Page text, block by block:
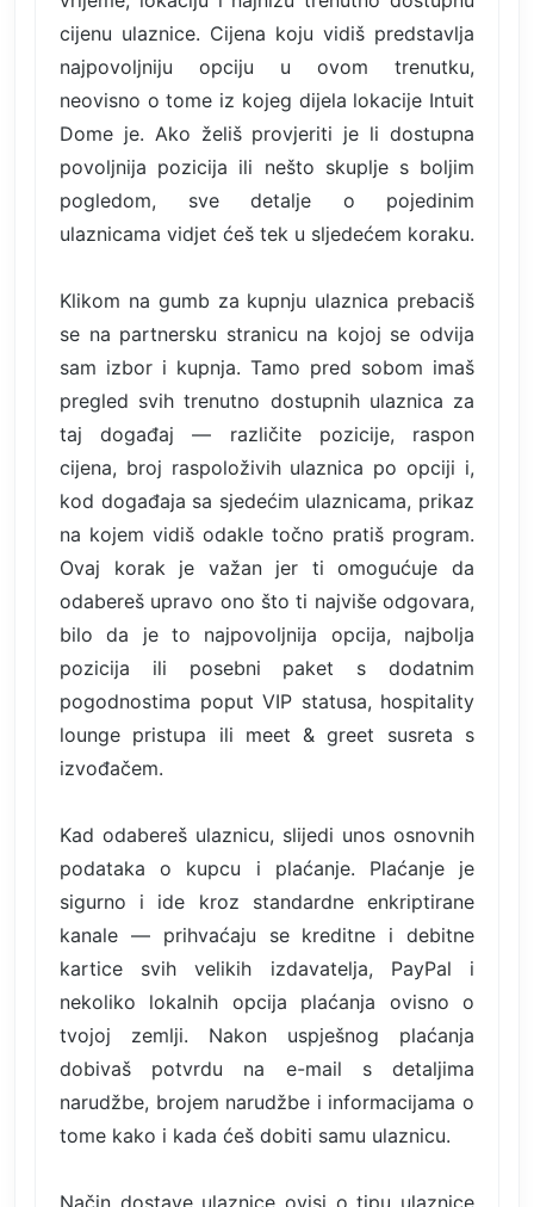
cijenu ulaznice. Cijena koju vidiš predstavlja
najpovoljniju opciju u ovom trenutku,
neovisno o tome iz kojeg dijela lokacije Intuit
Dome je. Ako želiš provjeriti je li dostupna
povoljnija pozicija ili nešto skuplje s boljim
pogledom, sve detalje o pojedinim
ulaznicama vidjet ćeš tek u sljedećem koraku.
Klikom na gumb za kupnju ulaznica prebaciš
se na partnersku stranicu na kojoj se odvija
sam izbor i kupnja. Tamo pred sobom imaš
pregled svih trenutno dostupnih ulaznica za
taj događaj — različite pozicije, raspon
cijena, broj raspoloživih ulaznica po opciji i,
kod događaja sa sjedećim ulaznicama, prikaz
na kojem vidiš odakle točno pratiš program.
Ovaj korak je važan jer ti omogućuje da
odabereš upravo ono što ti najviše odgovara,
bilo da je to najpovoljnija opcija, najbolja
pozicija ili posebni paket s dodatnim
pogodnostima poput VIP statusa, hospitality
lounge pristupa ili meet & greet susreta s
izvođačem.
Kad odabereš ulaznicu, slijedi unos osnovnih
podataka o kupcu i plaćanje. Plaćanje je
sigurno i ide kroz standardne enkriptirane
kanale — prihvaćaju se kreditne i debitne
kartice svih velikih izdavatelja, PayPal i
nekoliko lokalnih opcija plaćanja ovisno o
tvojoj zemlji. Nakon uspješnog plaćanja
dobivaš potvrdu na e-mail s detaljima
narudžbe, brojem narudžbe i informacijama o
tome kako i kada ćeš dobiti samu ulaznicu.
Način dostave ulaznice ovisi o tipu ulaznice